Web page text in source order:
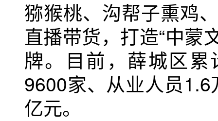
猕猴桃、沟帮子熏鸡
直播带货，打造“中蒙
牌。目前，薛城区
9600家、从业人员
亿元。